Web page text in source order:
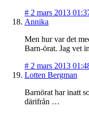
# 2 mars 2013
Annika
Men hur var det
Barn-örat. Jag vet
# 2 mars 2013
Lotten Bergman
Barnörat har inatt
därifrån …